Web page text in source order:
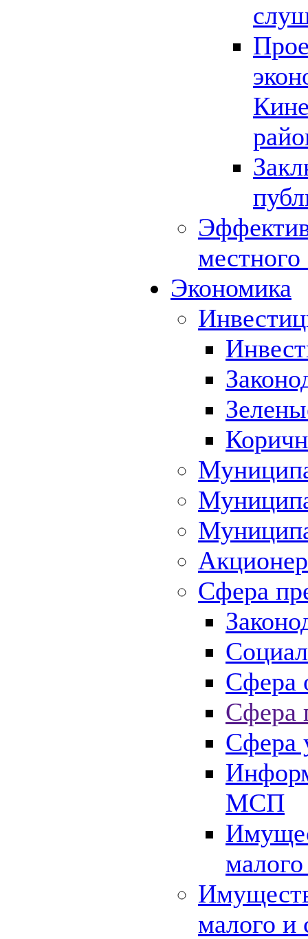
Экономика
Сфера
Сфера
Сфера
Сфера
МСП
малого и